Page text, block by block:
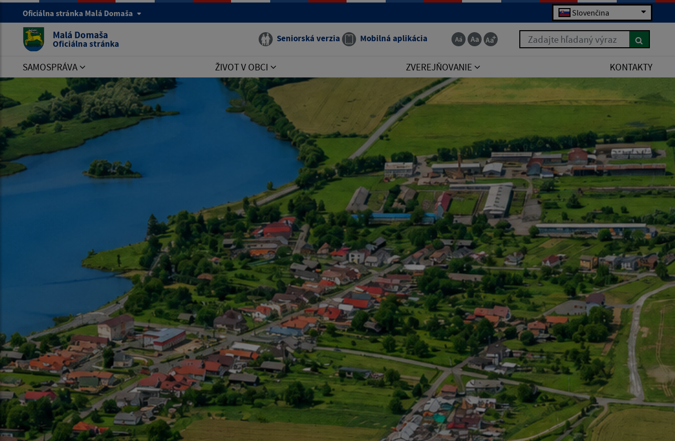
Oficiálna stránka Malá Domaša Slovenčina
Malá Domaša
Oficiálna stránka Seniorská verzia Mobilná aplikácia Zadajte hľadaný výraz
SAMOSPRÁVA ŽIVOT V OBCI ZVEREJŇOVANIE KONTAKTY